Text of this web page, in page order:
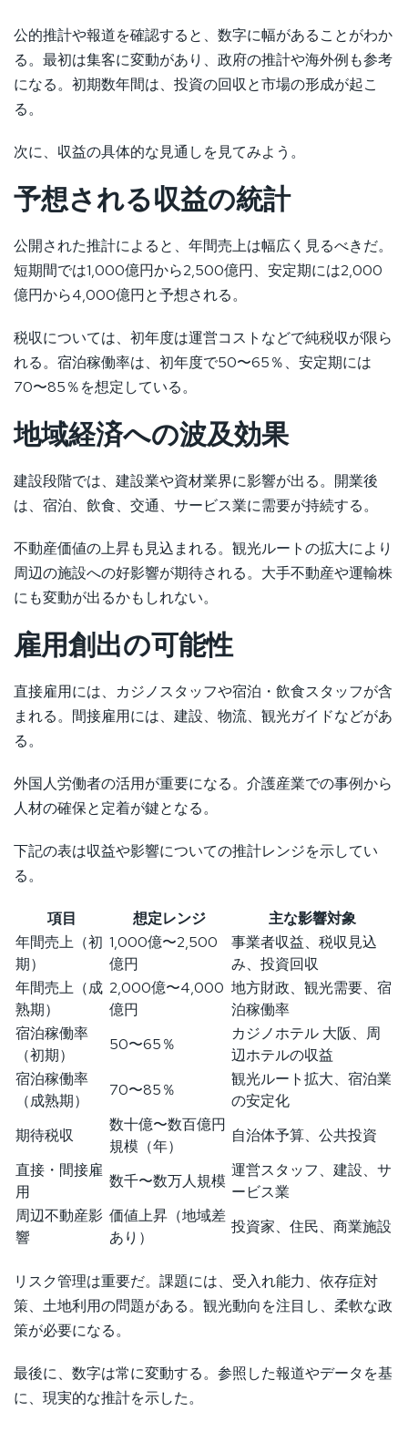
公的推計や報道を確認すると、数字に幅があることがわか
る。最初は集客に変動があり、政府の推計や海外例も参考
になる。初期数年間は、投資の回収と市場の形成が起こ
る。
次に、収益の具体的な見通しを見てみよう。
予想される収益の統計
公開された推計によると、年間売上は幅広く見るべきだ。
短期間では1,000億円から2,500億円、安定期には2,000
億円から4,000億円と予想される。
税収については、初年度は運営コストなどで純税収が限ら
れる。宿泊稼働率は、初年度で50〜65％、安定期には
70〜85％を想定している。
地域経済への波及効果
建設段階では、建設業や資材業界に影響が出る。開業後
は、宿泊、飲食、交通、サービス業に需要が持続する。
不動産価値の上昇も見込まれる。観光ルートの拡大により
周辺の施設への好影響が期待される。大手不動産や運輸株
にも変動が出るかもしれない。
雇用創出の可能性
直接雇用には、カジノスタッフや宿泊・飲食スタッフが含
まれる。間接雇用には、建設、物流、観光ガイドなどがあ
る。
外国人労働者の活用が重要になる。介護産業での事例から
人材の確保と定着が鍵となる。
下記の表は収益や影響についての推計レンジを示してい
る。
項目 想定レンジ
主な影響対象
年間売上（初
期）
1,000億〜2,500
億円
事業者収益、税収見込
み、投資回収
年間売上（成
熟期）
2,000億〜4,000
億円
地方財政、観光需要、宿
泊稼働率
宿泊稼働率
（初期）
50〜65％
カジノホテル 大阪、周
辺ホテルの収益
宿泊稼働率
（成熟期）
70〜85％
観光ルート拡大、宿泊業
の安定化
期待税収
数十億〜数百億円
規模（年）
自治体予算、公共投資
直接・間接雇
用
数千〜数万人規模
運営スタッフ、建設、サ
ービス業
周辺不動産影
響
価値上昇（地域差
あり）
投資家、住民、商業施設
リスク管理は重要だ。課題には、受入れ能力、依存症対
策、土地利用の問題がある。観光動向を注目し、柔軟な政
策が必要になる。
最後に、数字は常に変動する。参照した報道やデータを基
に、現実的な推計を示した。